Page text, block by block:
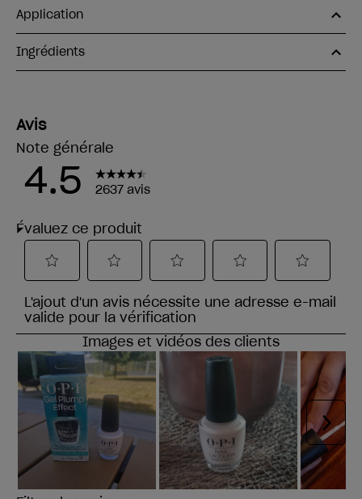
Application
Ingrédients